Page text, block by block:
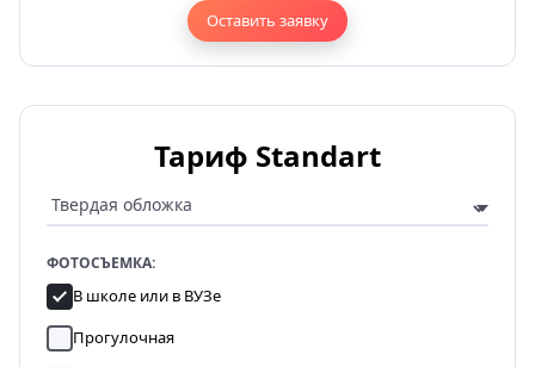
Оставить заявку
Тариф Standart
ФОТОСЪЕМКА:
В школе или в ВУЗе
Прогулочная